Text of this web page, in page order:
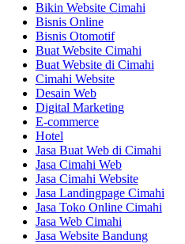
Bikin Website Cimahi
Bisnis Online
Bisnis Otomotif
Buat Website Cimahi
Buat Website di Cimahi
Cimahi Website
Desain Web
Digital Marketing
E-commerce
Hotel
Jasa Buat Web di Cimahi
Jasa Cimahi Web
Jasa Cimahi Website
Jasa Landingpage Cimahi
Jasa Toko Online Cimahi
Jasa Web Cimahi
Jasa Website Bandung